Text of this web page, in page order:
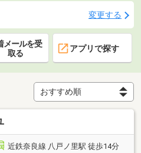
変更する
メールを受
取る
アプリで探す
近鉄奈良線 八戸ノ里駅 徒歩14分